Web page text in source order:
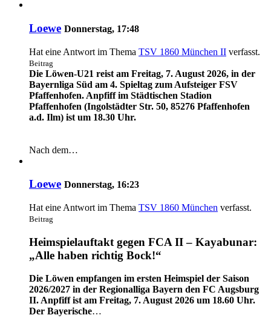
Loewe Donnerstag, 17:48
Hat eine Antwort im Thema TSV 1860 München II verfasst.
Beitrag
Die Löwen-U21 reist am Freitag, 7. August 2026, in der
Bayernliga Süd am 4. Spieltag zum Aufsteiger FSV
Pfaffenhofen. Anpfiff im Städtischen Stadion
Pfaffenhofen (Ingolstädter Str. 50, 85276 Pfaffenhofen
a.d. Ilm) ist um 18.30 Uhr.
Nach dem…
Loewe Donnerstag, 16:23
Hat eine Antwort im Thema TSV 1860 München verfasst.
Beitrag
Heimspielauftakt gegen FCA II – Kayabunar:
„Alle haben richtig Bock!“
Die Löwen empfangen im ersten Heimspiel der Saison
2026/2027 in der Regionalliga Bayern den FC Augsburg
II. Anpfiff ist am Freitag, 7. August 2026 um 18.60 Uhr.
Der Bayerische…